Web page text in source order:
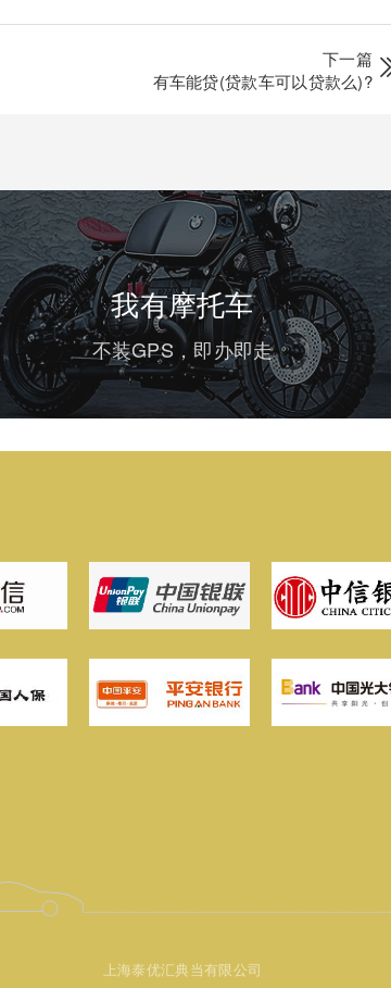
下一篇
有车能贷(贷款车可以贷款么)?
我有摩托车
不装GPS，即办即走
上海泰优汇典当有限公司